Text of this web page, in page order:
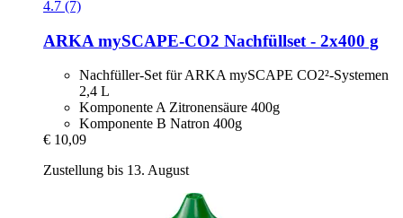
4.7 (7)
ARKA mySCAPE-​CO2 Nachfüllset -​ 2x400 g
Nachfüller-Set für ARKA mySCAPE CO2²-Systemen
2,4 L
Komponente A Zitronensäure 400g
Komponente B Natron 400g
€ 10,09
Zustellung bis 13. August